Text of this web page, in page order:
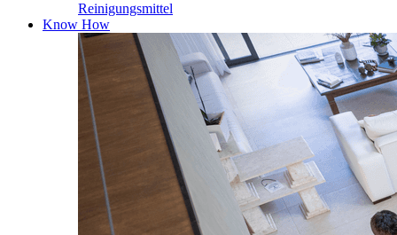
Reinigungsmittel
Know How